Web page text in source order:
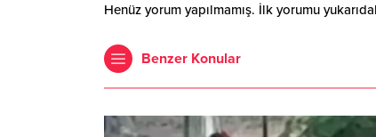
Henüz yorum yapılmamış. İlk yorumu
Benzer Konular